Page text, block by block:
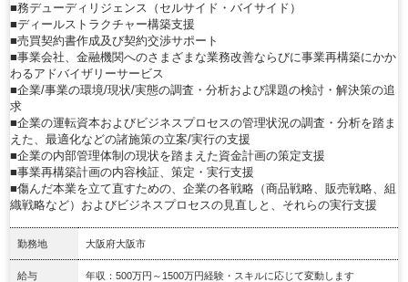
■務デューディリジェンス（セルサイド・バイサイド）
■ディールストラクチャー構築支援
■売買契約書作成及び契約交渉サポート
■事業会社、金融機関へのさまざまな業務改善ならびに事業再構築にかか
わるアドバイザリーサービス
■企業/事業の環境/現状/実態の調査・分析および課題の検討・解決策の追
求
■企業の運転資本およびビジネスプロセスの管理状況の調査・分析を踏ま
えた、最適化などの諸施策の立案/実行の支援
■企業の内部管理体制の現状を踏まえた資金計画の策定支援
■事業再構築計画の内容検証、策定・実行支援
■傷んだ本業を立て直すための、企業の各戦略（商品戦略、販売戦略、組
織戦略など）およびビジネスプロセスの見直しと、それらの実行支援
勤務地 大阪府大阪市
給与 年収：500万円～1500万円経験・スキルに応じて変動します